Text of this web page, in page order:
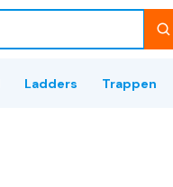
Ladders Trappen